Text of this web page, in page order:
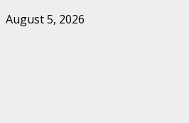
August 5, 2026